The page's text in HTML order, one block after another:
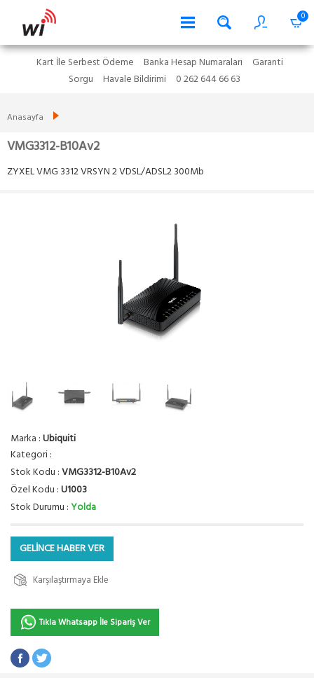
0
Kart İle Serbest Ödeme Banka Hesap Numaraları
Garanti
Sorgu
Havale Bildirimi 0 262 644 66 63
Anasayfa
VMG3312-B10Av2
ZYXEL VMG 3312 VRSYN 2 VDSL/ADSL2 300Mb
Marka :Ubiquiti
Kategori :
Stok Kodu :VMG3312-B10Av2
Özel Kodu :U1003
Stok Durumu :Yolda
GELİNCE HABER VER
Karşılaştırmaya Ekle
Tıkla Whatsapp İle Sipariş Ver